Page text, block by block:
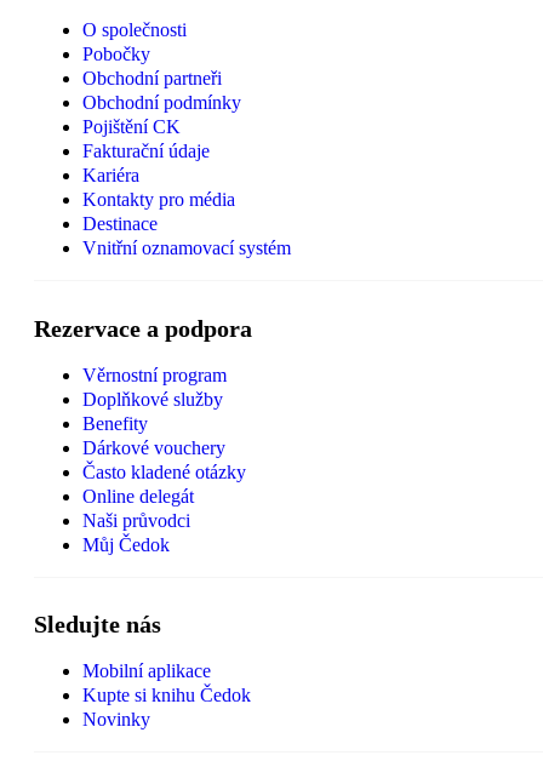
O společnosti
Pobočky
Obchodní partneři
Obchodní podmínky
Pojištění CK
Fakturační údaje
Kariéra
Kontakty pro média
Destinace
Vnitřní oznamovací systém
Rezervace a podpora
Věrnostní program
Doplňkové služby
Benefity
Dárkové vouchery
Často kladené otázky
Online delegát
Naši průvodci
Můj Čedok
Sledujte nás
Mobilní aplikace
Kupte si knihu Čedok
Novinky